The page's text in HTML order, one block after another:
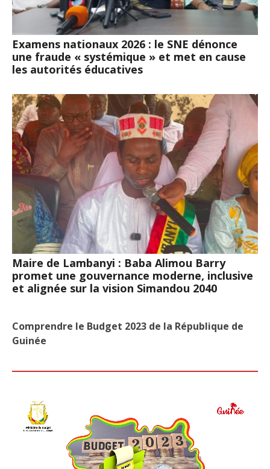
Examens nationaux 2026 : le SNE dénonce
une fraude « systémique » et met en cause
les autorités éducatives
Maire de Lambanyi : Baba Alimou Barry
promet une gouvernance moderne, inclusive
et alignée sur la vision Simandou 2040
Comprendre le Budget 2023 de la République de
Guinée